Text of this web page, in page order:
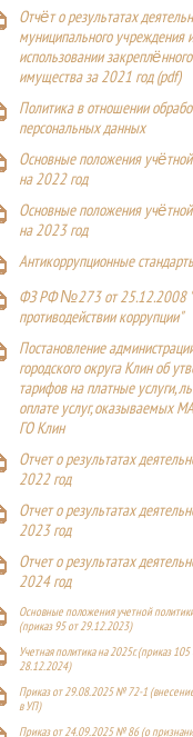
Отчёт о результатах
муниципального учреждения
использовании
имущества за 2021 год (pdf)
Политика в отношении
персональных данных
Основные положения
на 2022 год
Основные положения
на 2023 год
Антикоррупционные
ФЗ РФ №273 от 25.12.2008
противодействии коррупции"
Постановление
городского округа Клин об
тарифов на платные услуги,
оплате услуг, оказываемых
ГО Клин
Отчет о результатах
2022 год
Отчет о результатах
2023 год
Отчет о результатах
2024 год
Основные положения учетной
(приказ 95 от 29.12.2023)
Учетная политика на 2025г. (приказ 105
28.12.2024)
Приказ от 29.08.2025 № 72-1
в УП)
Приказ от 24.09.2025 № 86 (о